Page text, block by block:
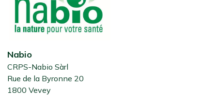
Nabio
CRPS-Nabio Sàrl
Rue de la Byronne 20
1800 Vevey